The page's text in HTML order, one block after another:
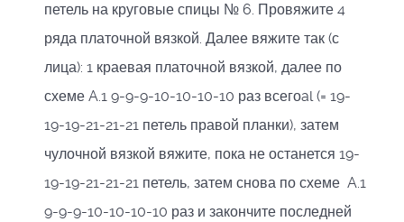
петель на круговые спицы № 6. Провяжите 4
ряда платочной вязкой. Далее вяжите так (с
лица): 1 краевая платочной вязкой, далее по
схеме A.1 9-9-9-10-10-10-10 раз всегоal (= 19-
19-19-21-21-21 петель правой планки), затем
чулочной вязкой вяжите, пока не останется 19-
19-19-21-21-21 петель, затем снова по схеме A.1
9-9-9-10-10-10-10 раз и закончите последней